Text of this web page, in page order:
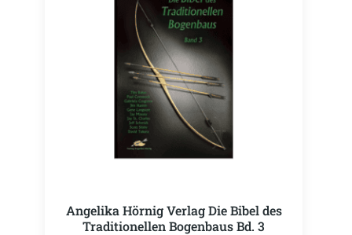
Angelika Hörnig Verlag Die Bibel des
Traditionellen Bogenbaus Bd. 3